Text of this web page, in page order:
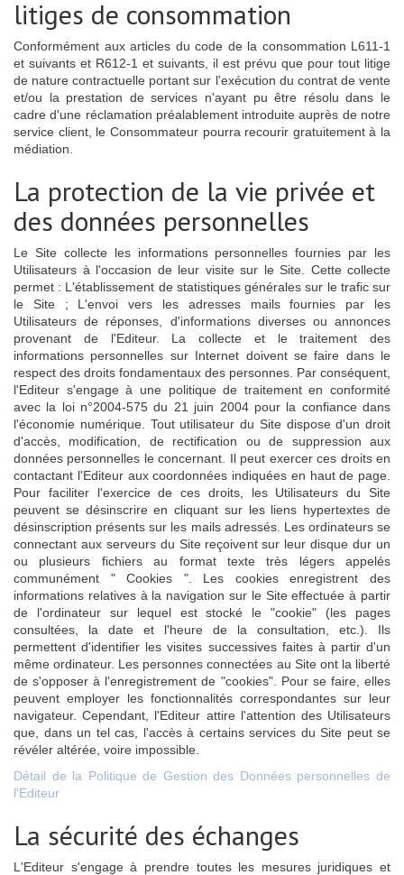
litiges de consommation
Conformément aux articles du code de la consommation L611-1
et suivants et R612-1 et suivants, il est prévu que pour tout litige
de nature contractuelle portant sur l'exécution du contrat de vente
et/ou la prestation de services n'ayant pu être résolu dans le
cadre d'une réclamation préalablement introduite auprès de notre
service client, le Consommateur pourra recourir gratuitement à la
médiation.
La protection de la vie privée et
des données personnelles
Le Site collecte les informations personnelles fournies par les
Utilisateurs à l'occasion de leur visite sur le Site. Cette collecte
permet : L'établissement de statistiques générales sur le trafic sur
le Site ; L'envoi vers les adresses mails fournies par les
Utilisateurs de réponses, d'informations diverses ou annonces
provenant de l'Editeur. La collecte et le traitement des
informations personnelles sur Internet doivent se faire dans le
respect des droits fondamentaux des personnes. Par conséquent,
l'Editeur s'engage à une politique de traitement en conformité
avec la loi n°2004-575 du 21 juin 2004 pour la confiance dans
l'économie numérique. Tout utilisateur du Site dispose d'un droit
d'accès, modification, de rectification ou de suppression aux
données personnelles le concernant. Il peut exercer ces droits en
contactant l'Editeur aux coordonnées indiquées en haut de page.
Pour faciliter l'exercice de ces droits, les Utilisateurs du Site
peuvent se désinscrire en cliquant sur les liens hypertextes de
désinscription présents sur les mails adressés. Les ordinateurs se
connectant aux serveurs du Site reçoivent sur leur disque dur un
ou plusieurs fichiers au format texte très légers appelés
communément " Cookies ". Les cookies enregistrent des
informations relatives à la navigation sur le Site effectuée à partir
de l'ordinateur sur lequel est stocké le "cookie" (les pages
consultées, la date et l'heure de la consultation, etc.). Ils
permettent d'identifier les visites successives faites à partir d'un
même ordinateur. Les personnes connectées au Site ont la liberté
de s'opposer à l'enregistrement de "cookies". Pour se faire, elles
peuvent employer les fonctionnalités correspondantes sur leur
navigateur. Cependant, l'Editeur attire l'attention des Utilisateurs
que, dans un tel cas, l'accès à certains services du Site peut se
révéler altérée, voire impossible.
Détail de la Politique de Gestion des Données personnelles de
l'Editeur
La sécurité des échanges
L'Editeur s'engage à prendre toutes les mesures juridiques et